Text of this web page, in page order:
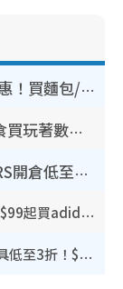
長者優惠｜OK便利店推樂悠咭優惠！買麵包/牛奶/保健品拍卡即減
【8月生日優惠2026】全港85大食買玩著數攻略 自助餐/火鍋放題同行免費＋誠品/DONKI送現金券
開倉優惠｜銅鑼灣MICHAEL KORS開倉低至17折！直擊$500起買手袋/銀包/鞋款 必買經典Jet Set系列
開倉優惠｜馬拉松開倉低至3折！直擊$99起買adidas／New Balance／Puma鞋款 STANLEY保溫杯劈價至$119起
廚具優惠｜普樂氏/意美廚/Buffalo廚具低至3折！$89起買煎鍋／炒鑊／個人鍋 同場小家電激減至$99起